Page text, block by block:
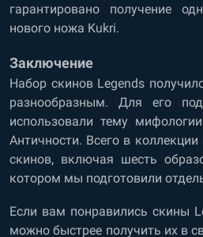
гарантировано получение
нового ножа Kukri.
Заключение
Набор скинов Legends
разнообразным. Для его
использовали тему
Античности. Всего в
скинов, включая шесть
котором мы подготовили
Если вам понравились скины
можно быстрее получить их в